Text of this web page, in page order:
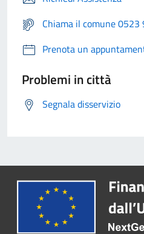
Chiama il comune 0523
Prenota un
Problemi in città
Segnala disservizio